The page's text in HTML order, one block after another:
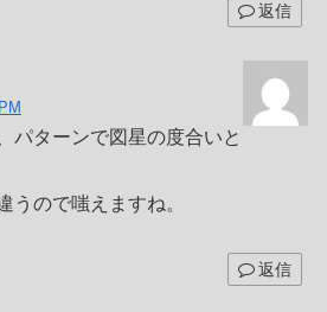
返信
パターンで図星の度合いと
うので嗤えますね。
返信